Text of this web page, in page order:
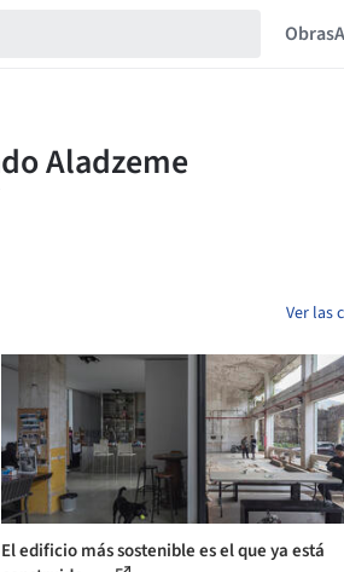
Obras
Ver las
El edificio más sostenible es el que ya está